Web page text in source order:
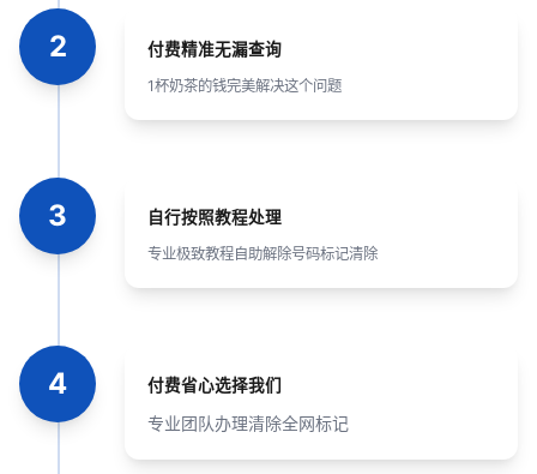
2 付费精准无漏查询
1杯奶茶的钱完美解决这个问题
3 自行按照教程处理
专业极致教程自助解除号码标记清除
4 付费省心选择我们
专业团队办理清除全网标记